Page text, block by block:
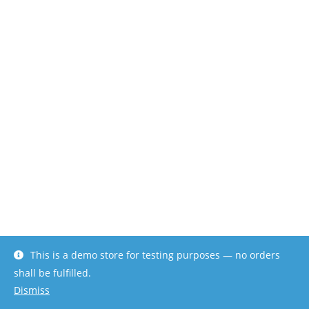
This is a demo store for testing purposes — no orders
shall be fulfilled.
Dismiss